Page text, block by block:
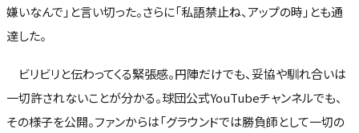
嫌いなんで」と言い切った。さらに「私語禁止ね、アップの時」とも通
達した。
ビリビリと伝わってくる緊張感。円陣だけでも、妥協や馴れ合いは
一切許されないことが分かる。球団公式YouTubeチャンネルでも、
その様子を公開。ファンからは「グラウンドでは勝負師として一切の